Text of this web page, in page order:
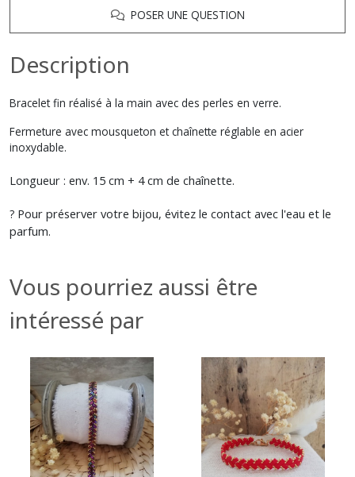
POSER UNE QUESTION
Description
Bracelet fin réalisé à la main avec des perles en verre.
Fermeture avec mousqueton et chaînette réglable en acier
inoxydable.
Longueur : env. 15 cm + 4 cm de chaînette.
? Pour préserver votre bijou, évitez le contact avec l'eau et le
parfum.
Vous pourriez aussi être
intéressé par